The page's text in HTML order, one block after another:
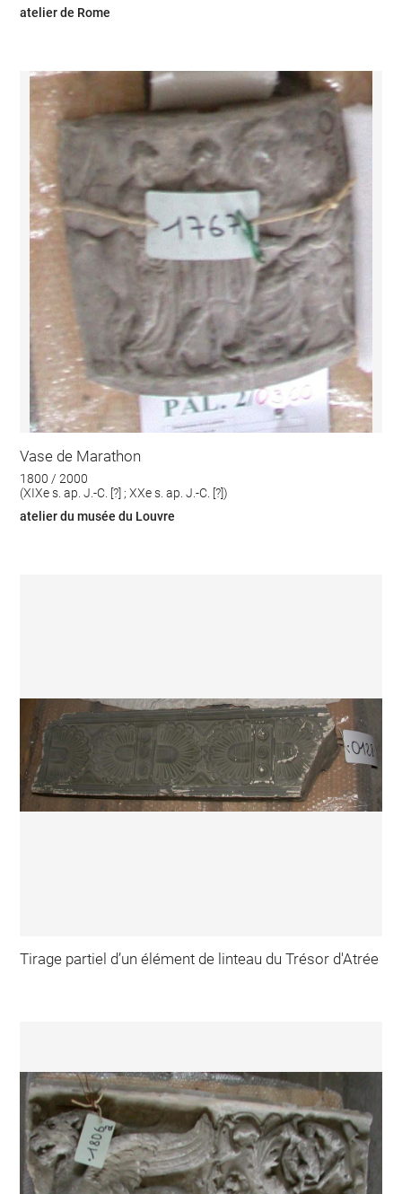
atelier de Rome
Vase de Marathon
1800 / 2000
(XIXe s. ap. J.-C. [?] ; XXe s. ap. J.-C. [?])
atelier du musée du Louvre
Tirage partiel d’un élément de linteau du Trésor d'Atrée